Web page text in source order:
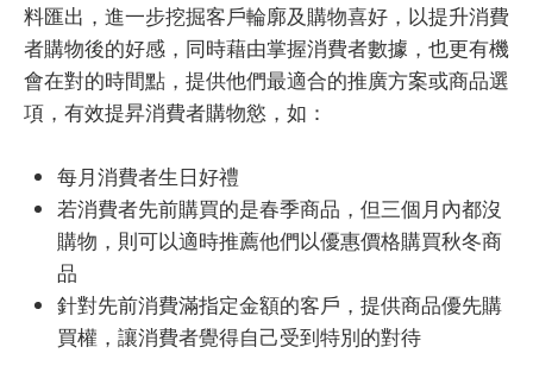
料匯出，進一步挖掘客戶輪廓及購物喜好，以提升消費
者購物後的好感，同時藉由掌握消費者數據，也更有機
會在對的時間點，提供他們最適合的推廣方案或商品選
項，有效提昇消費者購物慾，如：
每月消費者生日好禮
若消費者先前購買的是春季商品，但三個月內都沒
購物，則可以適時推薦他們以優惠價格購買秋冬商
品
針對先前消費滿指定金額的客戶，提供商品優先購
買權，讓消費者覺得自己受到特別的對待